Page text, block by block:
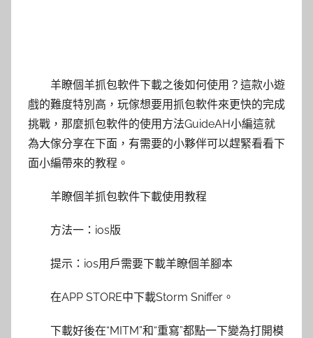
羊瞭個羊抓包軟件下載之後如何使用？這款小遊
戲的難度特別高，玩傢想要用抓包軟件來更快的完成
挑戰，那麼抓包軟件的使用方法GuideAH小編這就
為大傢分享在下面，有需要的小夥伴可以趕緊看看下
面小編帶來的教程。
羊瞭個羊抓包軟件下載使用教程
方法一：ios版
提示：ios用戶需要下載羊瞭個羊腳本
在APP STORE中下載Storm Sniffer。
下載好後在“MITM”和“重寫”都點一下變為打開模